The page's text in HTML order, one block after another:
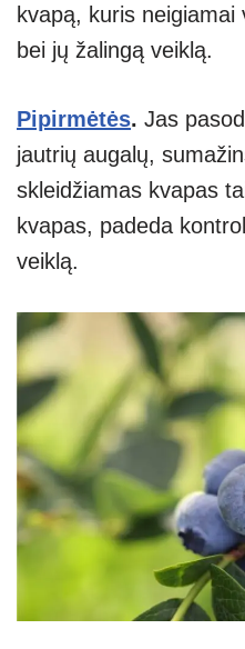
kvapą, kuris
bei jų žalingą veiklą.
Pipirmėtės. Jas
jautrių augalų,
skleidžiamas kvapas
kvapas, padeda
veiklą.